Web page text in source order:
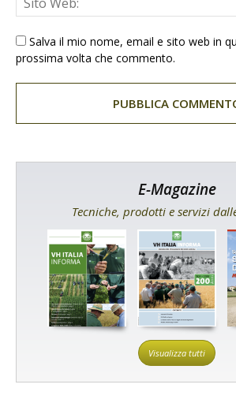
Salva il mio nome, email e sito web in
prossima volta che commento.
E-Magazine
Tecniche, prodotti e servizi
Visualizza tutti